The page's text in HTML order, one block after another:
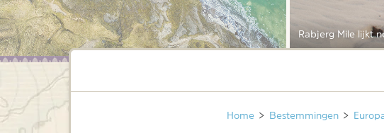
Rabjerg Mile lijkt
Home > Bestemmingen >